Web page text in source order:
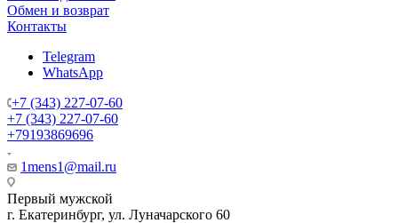
Обмен и возврат
Контакты
Telegram
WhatsApp
+7 (343) 227-07-60
+7 (343) 227-07-60
+79193869696
1mens1@mail.ru
Первый мужской
г. Екатеринбург, ул. Луначарского 60